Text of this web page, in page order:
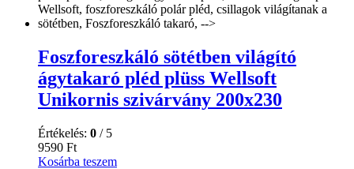
Foszforeszkáló sötétben világító
ágytakaró pléd plüss Wellsoft
Unikornis szivárvány 200x230
Értékelés: 0 / 5
9590 Ft
Kosárba teszem